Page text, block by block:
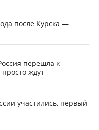
после Курска —
перешла к
ждут
участились, первый